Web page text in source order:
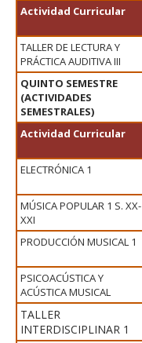
Actividad Curricular
TALLER DE LECTURA Y
PRÁCTICA AUDITIVA III
QUINTO SEMESTRE
(ACTIVIDADES
SEMESTRALES)
Actividad Curricular
ELECTRÓNICA 1
MÚSICA POPULAR 1 S. XX-
XXI
PRODUCCIÓN MUSICAL 1
PSICOACÚSTICA Y
ACÚSTICA MUSICAL
TALLER
INTERDISCIPLINAR 1